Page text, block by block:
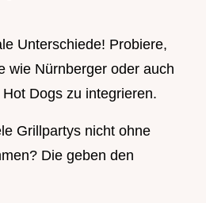
Unterschiede! Probiere,
wie Nürnberger oder auch
Dogs zu integrieren.
Grillpartys nicht ohne
Die geben den